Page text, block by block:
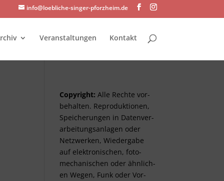
info@loebliche-singer-pforzheim.de
Veranstaltungen Kontakt
Copyright: Alle Rechte vor­
be­halt­en. Re­pro­duktionen,
Spei­cher­ungen in Daten­ver­
arbeitungs­anlag­en oder
Netz­werken, Wieder­gabe
auf elektro­nisch­en, foto­
mech­anisch­en oder ähnlich­
en Wegen, Funk oder Vor­